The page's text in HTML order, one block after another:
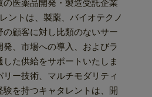
ントは、製薬、バイオテクノ
の顧客に対し比類のないサー
、市場への導入、およびラ
た供給をサポートいたしま
ー技術、マルチモダリティ
を持つキャタレントは、開